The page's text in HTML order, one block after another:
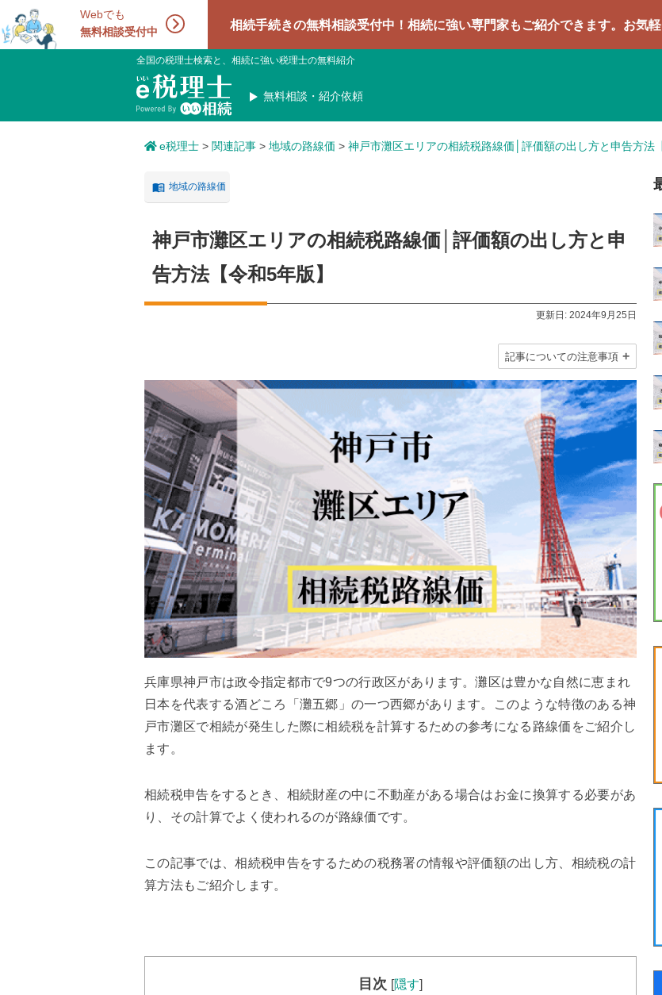
Webでも
無料相談受付中相続手続きの無料相談受付中！相続に強い専門家もご紹介できます。お気軽にご相談くだ
全国の税理士検索と、相続に強い税理士の無料紹介
無料相談・紹介依頼
e税理士 > 関連記事 > 地域の路線価 > 神戸市灘区エリアの相続税路線価│評価額の出し方と申告方法
地域の路線価
神戸市灘区エリアの相続税路線価│評価額の出し方と申
告方法【令和5年版】
更新日: 2024年9月25日
記事についての注意事項
兵庫県神戸市は政令指定都市で9つの行政区があります。灘区は豊かな自然に恵まれ
日本を代表する酒どころ「灘五郷」の一つ西郷があります。このような特徴のある神
戸市灘区で相続が発生した際に相続税を計算するための参考になる路線価をご紹介し
ます。
相続税申告をするとき、相続財産の中に不動産がある場合はお金に換算する必要があ
り、その計算でよく使われるのが路線価です。
この記事では、相続税申告をするための税務署の情報や評価額の出し方、相続税の計
算方法もご紹介します。
目次 [隠す]